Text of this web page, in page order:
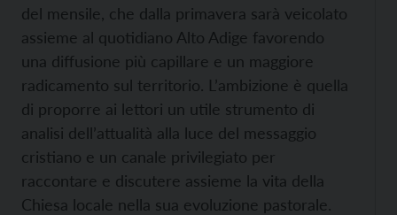
del mensile, che dalla primavera sarà veicolato
assieme al quotidiano Alto Adige favorendo
una diffusione più capillare e un maggiore
radicamento sul territorio. L’ambizione è quella
di proporre ai lettori un utile strumento di
analisi dell’attualità alla luce del messaggio
cristiano e un canale privilegiato per
raccontare e discutere assieme la vita della
Chiesa locale nella sua evoluzione pastorale.